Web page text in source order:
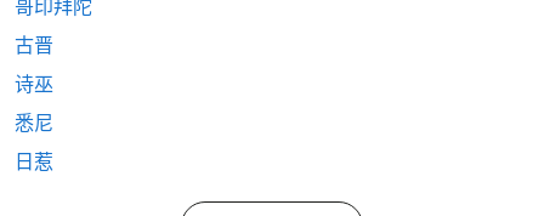
哥印拜陀
古晋
诗巫
悉尼
日惹